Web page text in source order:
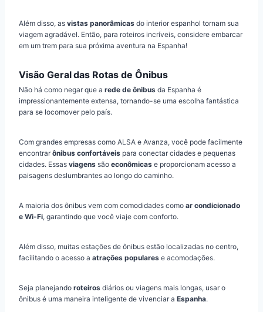
Além disso, as vistas panorâmicas do interior espanhol tornam sua
viagem agradável. Então, para roteiros incríveis, considere embarcar
em um trem para sua próxima aventura na Espanha!
Visão Geral das Rotas de Ônibus
Não há como negar que a rede de ônibus da Espanha é
impressionantemente extensa, tornando-se uma escolha fantástica
para se locomover pelo país.
Com grandes empresas como ALSA e Avanza, você pode facilmente
encontrarônibus confortáveis para conectar cidades e pequenas
cidades. Essas viagens são econômicas e proporcionam acesso a
paisagens deslumbrantes ao longo do caminho.
A maioria dos ônibus vem com comodidades como ar condicionado
e Wi-Fi, garantindo que você viaje com conforto.
Além disso, muitas estações de ônibus estão localizadas no centro,
facilitando o acesso a atrações populares e acomodações.
Seja planejando roteiros diários ou viagens mais longas, usar o
ônibus é uma maneira inteligente de vivenciar a Espanha.